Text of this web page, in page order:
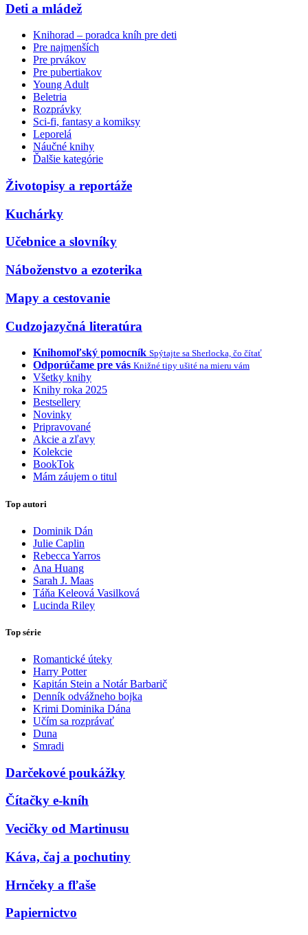
Deti a mládež
Knihorad – poradca kníh pre deti
Pre najmenších
Pre prvákov
Pre pubertiakov
Young Adult
Beletria
Rozprávky
Sci-fi, fantasy a komiksy
Leporelá
Náučné knihy
Ďalšie kategórie
Životopisy a reportáže
Kuchárky
Učebnice a slovníky
Náboženstvo a ezoterika
Mapy a cestovanie
Cudzojazyčná literatúra
Knihomoľský pomocník Spýtajte sa Sherlocka, čo čítať
Odporúčame pre vás Knižné tipy ušité na mieru vám
Všetky knihy
Knihy roka 2025
Bestsellery
Novinky
Pripravované
Akcie a zľavy
Kolekcie
BookTok
Mám záujem o titul
Top autori
Dominik Dán
Julie Caplin
Rebecca Yarros
Ana Huang
Sarah J. Maas
Táňa Keleová Vasilková
Lucinda Riley
Top série
Romantické úteky
Harry Potter
Kapitán Stein a Notár Barbarič
Denník odvážneho bojka
Krimi Dominika Dána
Učím sa rozprávať
Duna
Smradi
Darčekové poukážky
Čítačky e-kníh
Vecičky od Martinusu
Káva, čaj a pochutiny
Hrnčeky a fľaše
Papiernictvo